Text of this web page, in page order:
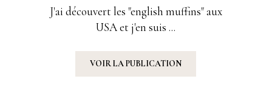
SUR
J'ai découvert les "english muffins" aux
USA et j'en suis ...
VOIR LA PUBLICATION